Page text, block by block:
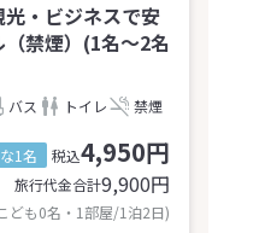
光・ビジネスで安
禁煙）(1名～2名
バス トイレ 禁煙
1名 税込4,950円
旅行代金合計9,900円
ども0名・1部屋/1泊2日)